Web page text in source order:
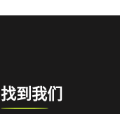
找到我们